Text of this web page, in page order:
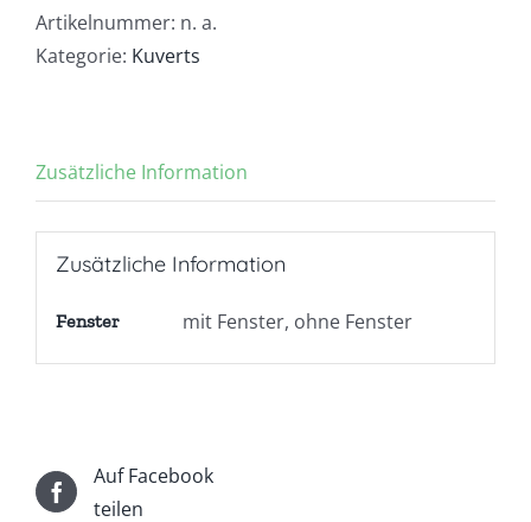
K1153
Menge
Artikelnummer: n. a.
Kategorie: Kuverts
Zusätzliche Information
Zusätzliche Information
Fenster mit Fenster, ohne Fenster
Auf Facebook
teilen